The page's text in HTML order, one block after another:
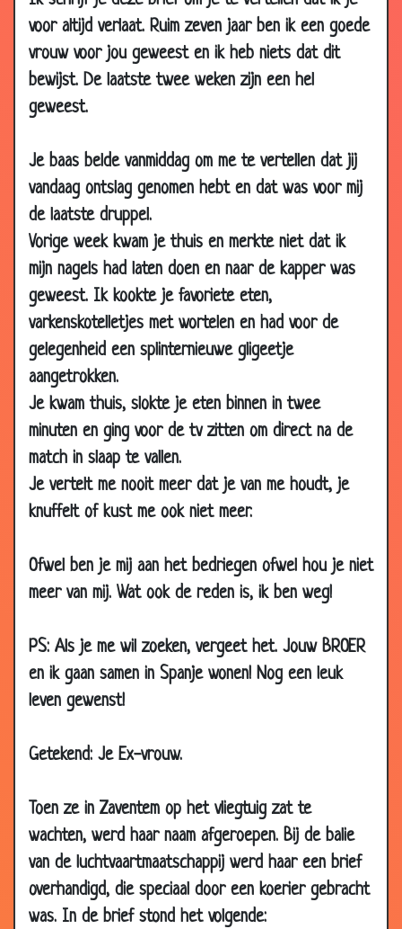
voor altijd verlaat. Ruim zeven jaar ben ik een goede
vrouw voor jou geweest en ik heb niets dat dit
bewijst. De laatste twee weken zijn een hel
geweest.
Je baas belde vanmiddag om me te vertellen dat jij
vandaag ontslag genomen hebt en dat was voor mij
de laatste druppel.
Vorige week kwam je thuis en merkte niet dat ik
mijn nagels had laten doen en naar de kapper was
geweest. Ik kookte je favoriete eten,
varkenskotelletjes met wortelen en had voor de
gelegenheid een splinternieuwe gligeetje
aangetrokken.
Je kwam thuis, slokte je eten binnen in twee
minuten en ging voor de tv zitten om direct na de
match in slaap te vallen.
Je vertelt me nooit meer dat je van me houdt, je
knuffelt of kust me ook niet meer.
Ofwel ben je mij aan het bedriegen ofwel hou je niet
meer van mij. Wat ook de reden is, ik ben weg!
PS: Als je me wil zoeken, vergeet het. Jouw BROER
en ik gaan samen in Spanje wonen! Nog een leuk
leven gewenst!
Getekend: Je Ex-vrouw.
Toen ze in Zaventem op het vliegtuig zat te
wachten, werd haar naam afgeroepen. Bij de balie
van de luchtvaartmaatschappij werd haar een brief
overhandigd, die speciaal door een koerier gebracht
was. In de brief stond het volgende:
03 Apr
Waarheidsformule 3.52
02 Apr
Medicatie
2007
26 Mar
2007
Mormel! 2.77
26 Mar
2007
Andere vader 3.42
26 Mar
2007
2007
2 hemelpoorten
26 Mar
2007
Nut van een huisvrouw
26 Mar
2007
Echtpaar 3.29
22 Mar
2007
Vreemd gaan 3.59
2007
22 Mar
Verlangen
22 Mar
2007
In het donker 3.20
19 Mar
Vrij vragen
17 Mar
Urinoir
12 Mar
2007
Rij wachtenden
12 Mar
2007
Rubberaandelen 2.63
12 Mar
Meneer Meyer